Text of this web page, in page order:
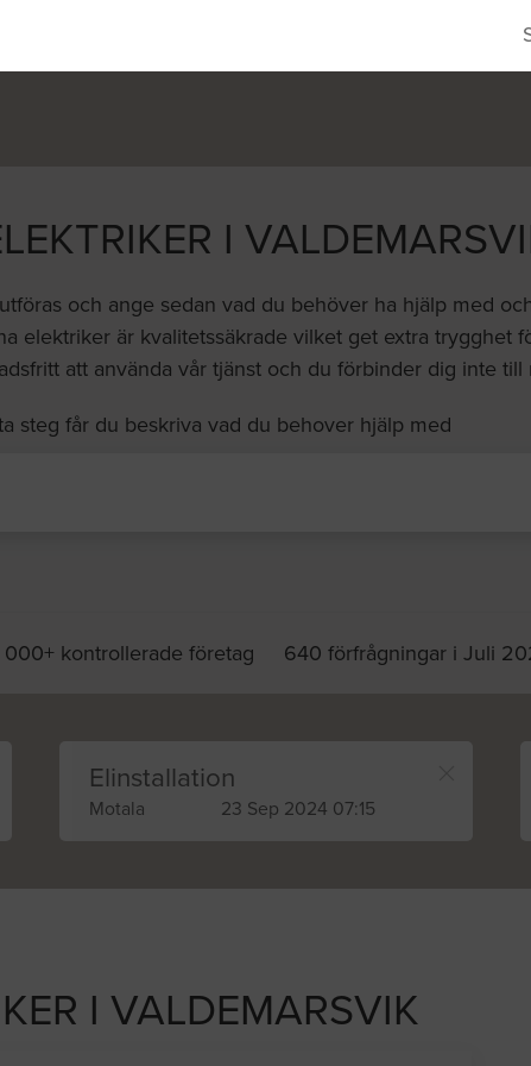
I
och ange sedan vad du behöver ha hjälp med
elektriker är kvalitetssäkrade vilket get extra trygghet
att använda vår tjänst och du förbinder dig inte till
steg får du beskriva vad du behover hjälp med
000+ kontrollerade företag 640 förfrågningar i Juli
Elinstallation
Motala 23 Sep 2024 07:15
I VALDEMARSVIK